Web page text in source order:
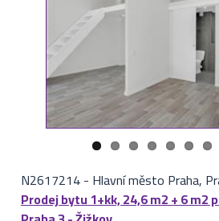
N2617214- Hlavní město Praha,
Prodej bytu 1+kk, 24,6 m2 + 6 m2